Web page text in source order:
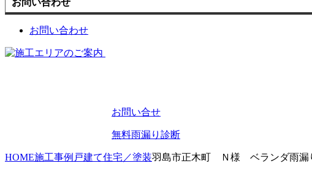
お問い合わせ
お問い合せ
無料雨漏り診断
HOME施工事例 戸建て住宅／塗装羽島市正木町 Ｎ様 ベランダ雨